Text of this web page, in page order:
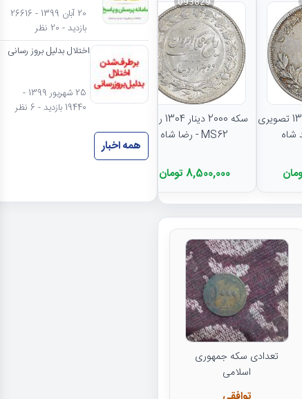
سکه 5000 دینار 1335 تصویری
سکه 2000 دینار 1304 رایج -
MS62 - رضا شاه
8,500,000 تومان
نتایج بیشتر...
تعدادی سکه جمهوری
اسلامی
20 آبان 1399 - 26616
بازدید - 20 نظر
اختلال بدلیل بروز رسانی
25 شهریور 1399 -
19440 بازدید - 6 نظر
همه اخبار